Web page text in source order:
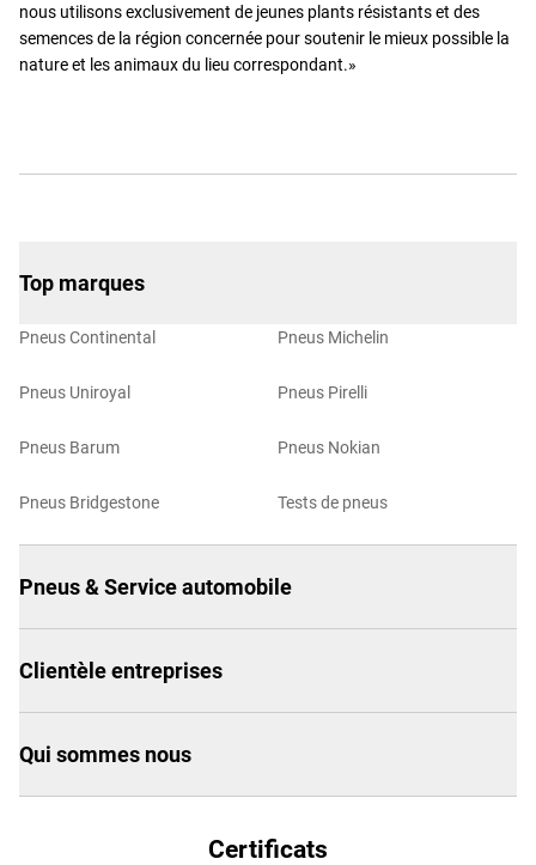
nous utilisons exclusivement de jeunes plants résistants et des
semences de la région concernée pour soutenir le mieux possible la
nature et les animaux du lieu correspondant.»
Top marques
Pneus Continental
Pneus Uniroyal
Pneus Barum
Pneus Bridgestone
Pneus Michelin
Pneus Pirelli
Pneus Nokian
Tests de pneus
Pneus & Service automobile
Clientèle entreprises
Qui sommes nous
Certificats